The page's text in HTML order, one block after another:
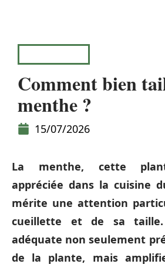
Comment bien
menthe ?
15/07/2026
La menthe, cette
appréciée dans la cuisine
mérite une attention
cueillette et de sa
adéquate non seulement
de la plante, mais